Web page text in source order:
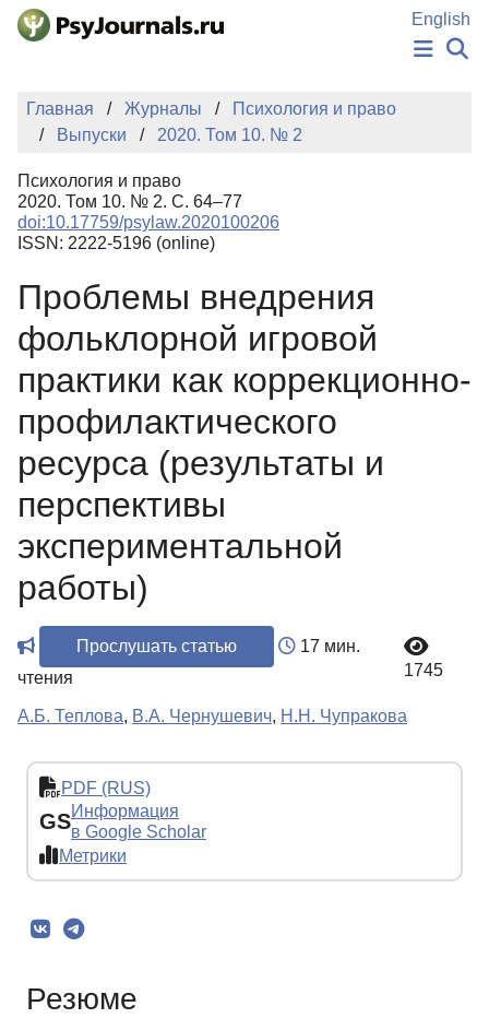
Перейти к основному содержанию
English
НОВОСТИ
ИЗДАНИЯ
ПОДАТЬ РУКОПИСЬ
БАЗА ЗНАНИЙ
КЛЮЧЕВЫЕ СЛОВА
Регистрация
Главная Журналы
Психология и право
Выпуски
2020. Том 10. № 2
Психология и право
2020. Том 10. № 2. С. 64–77
doi:10.17759/psylaw.2020100206
ISSN: 2222-5196 (online)
Проблемы внедрения
фольклорной игровой
практики как коррекционно-
профилактического
ресурса (результаты и
перспективы
экспериментальной
работы)
Прослушать статью
17 мин.
чтения
1745
А.Б. Теплова, В.А. Чернушевич, Н.Н. Чупракова
PDF (RUS)
GSИнформация
в Google Scholar
Метрики
Резюме